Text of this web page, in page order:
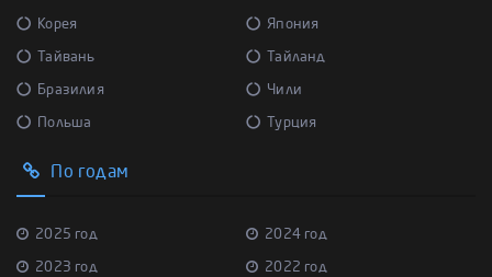
Корея Япония
Тайвань Тайланд
Бразилия Чили
Польша Турция
По годам
2025 год 2024 год
2023 год 2022 год